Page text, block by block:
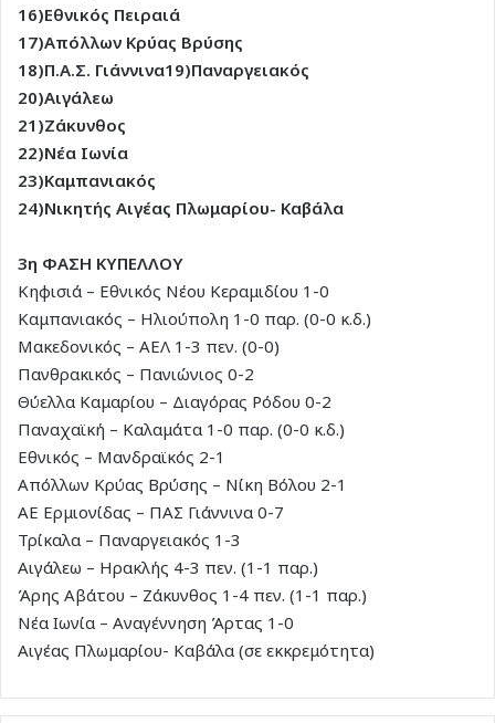
16)Εθνικός Πειραιά
17)Απόλλων Κρύας Βρύσης
18)Π.Α.Σ. Γιάννινα19)Παναργειακός
20)Αιγάλεω
21)Ζάκυνθος
22)Νέα Ιωνία
23)Καμπανιακός
24)Νικητής Αιγέας Πλωμαρίου- Καβάλα
3η ΦΑΣΗ ΚΥΠΕΛΛΟΥ
Κηφισιά – Εθνικός Νέου Κεραμιδίου 1-0
Καμπανιακός – Ηλιούπολη 1-0 παρ. (0-0 κ.δ.)
Μακεδονικός – ΑΕΛ 1-3 πεν. (0-0)
Πανθρακικός – Πανιώνιος 0-2
Θύελλα Καμαρίου – Διαγόρας Ρόδου 0-2
Παναχαϊκή – Καλαμάτα 1-0 παρ. (0-0 κ.δ.)
Εθνικός – Μανδραϊκός 2-1
Απόλλων Κρύας Βρύσης – Νίκη Βόλου 2-1
ΑΕ Ερμιονίδας – ΠΑΣ Γιάννινα 0-7
Τρίκαλα – Παναργειακός 1-3
Αιγάλεω – Ηρακλής 4-3 πεν. (1-1 παρ.)
Άρης Αβάτου – Ζάκυνθος 1-4 πεν. (1-1 παρ.)
Νέα Ιωνία – Αναγέννηση Άρτας 1-0
Αιγέας Πλωμαρίου- Καβάλα (σε εκκρεμότητα)